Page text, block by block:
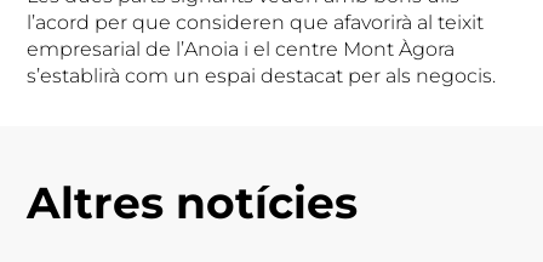
l’acord per que consideren que afavorirà al teixit
empresarial de l’Anoia i el centre Mont Àgora
s’establirà com un espai destacat per als negocis.
Altres notícies